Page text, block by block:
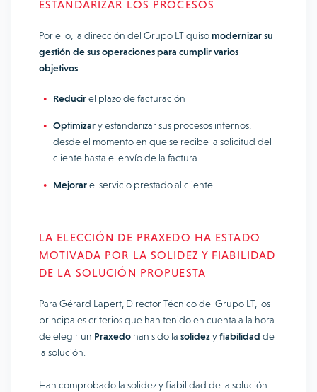
ESTANDARIZAR LOS PROCESOS
Por ello, la dirección del Grupo LT quisomodernizar su
gestión de sus operaciones para cumplir varios
objetivos:
Reducirel plazo de facturación
Optimizary estandarizar sus procesos internos,
desde el momento en que se recibe la solicitud del
cliente hasta el envío de la factura
Mejorarel servicio prestado al cliente
LA ELECCIÓN DE PRAXEDO HA ESTADO
MOTIVADA POR LA SOLIDEZ Y FIABILIDAD
DE LA SOLUCIÓN PROPUESTA
Para Gérard Lapert, Director Técnico del Grupo LT, los
principales criterios que han tenido en cuenta a la hora
de elegir un Praxedo han sido la solidezyfiabilidad de
la solución.
Han comprobado la solidez y fiabilidad de la solución